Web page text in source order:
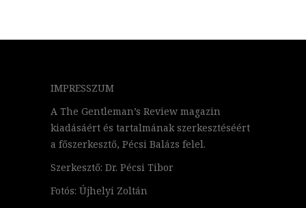
IMPRESSZUM
A The Gentleman’s Review magazin
kiadásáért és tartalmának szerkesztéséért
a főszerkesztő, Pécsi Balázs felel.
Szerkesztő: Dr. Pécsi Tibor
Fotós: Újhelyi Zoltán